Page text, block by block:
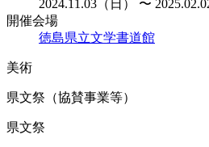
2024.11.03（日） 〜
開催会場
徳島県立文学書道館
美術
県文祭（協賛事業等）
県文祭